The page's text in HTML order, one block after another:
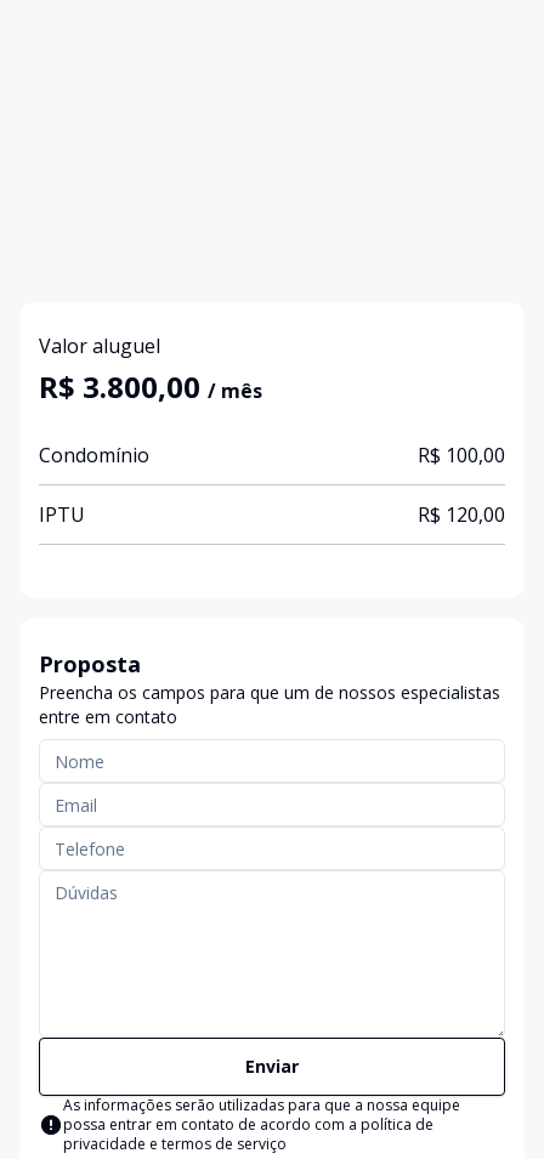
Valor aluguel
R$ 3.800,00 / mês
Condomínio R$ 100,00
IPTU R$ 120,00
Proposta
Preencha os campos para que um de nossos especialistas
entre em contato
Enviar
As informações serão utilizadas para que a nossa equipe
possa entrar em contato de acordo com a política de
privacidade e termos de serviço